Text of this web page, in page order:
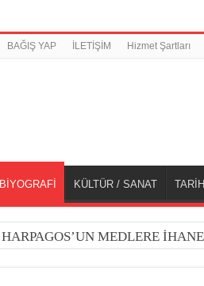
BAĞIŞ YAP İLETİŞİM Hizmet Şartları
BİYOGRAFİ KÜLTÜR / SANAT TARİH
HARPAGOS’UN MEDLERE